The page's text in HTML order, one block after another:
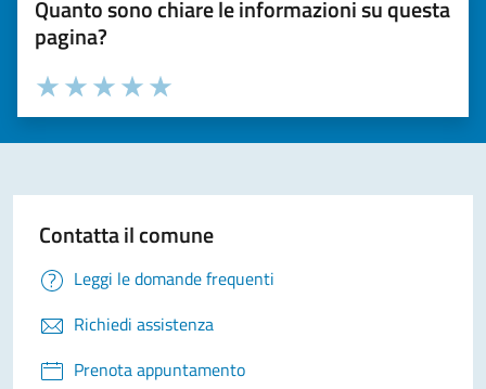
Quanto sono chiare le informazioni su questa
pagina?
Valuta la chiarezza delle informazioni (da 1 a 5 stelle)
Seleziona il numero di stelle per valutare la chiarezza delle
Valuta 5 stelle su 5
Valuta 4 stelle su 5
Valuta 3 stelle su 5
Valuta 2 stelle su 5
Valuta 1 stelle su 5
Contatta il comune
Leggi le domande frequenti
Richiedi assistenza
Prenota appuntamento